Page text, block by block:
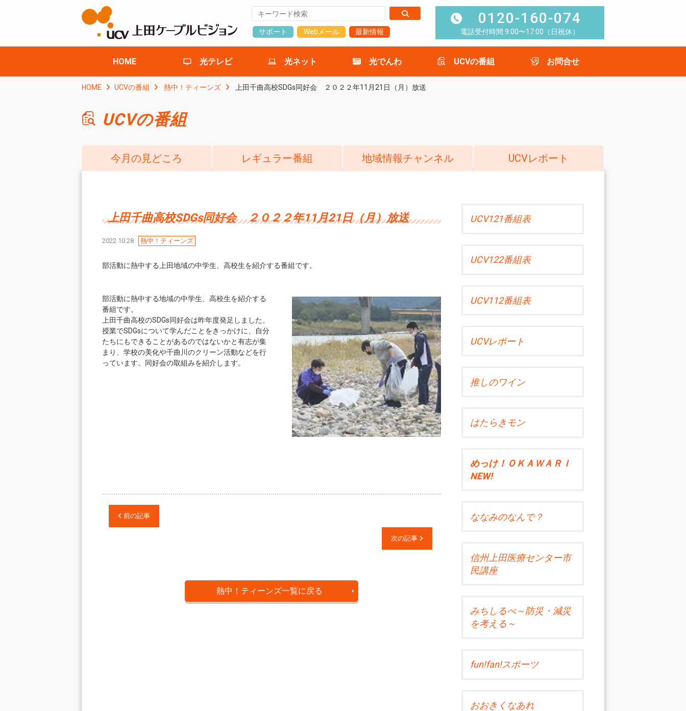
サポート Webメール 最新情報
0120-160-074
電話受付時間 9:00〜17:00（日祝休）
HOME 光テレビ 光ネット 光でんわ UCVの番組 お問合せ
HOME UCVの番組 熱中！ティーンズ 上田千曲高校SDGs同好会 ２０２２年11月21日（月）放送
UCVの番組
今月の見どころ レギュラー番組 地域情報チャンネル UCVレポート
上田千曲高校SDGs同好会 ２０２２年11月21日（月）放送
2022.10.28 熱中！ティーンズ
部活動に熱中する上田地域の中学生、高校生を紹介する番組です。
部活動に熱中する地域の中学生、高校生を紹介する
番組です。
上田千曲高校のSDGs同好会は昨年度発足しました。
授業でSDGsについて学んだことをきっかけに、自分
たちにもできることがあるのではないかと有志が集
まり、学校の美化や千曲川のクリーン活動などを行
っています。同好会の取組みを紹介します。
前の記事
次の記事
熱中！ティーンズ一覧に戻る
UCV121番組表
UCV122番組表
UCV112番組表
UCVレポート
推しのワイン
はたらきモン
めっけ！ＯＫＡＷＡＲＩ
NEW!
ななみのなんで？
信州上田医療センター市
民講座
みちしるべ～防災・減災
を考える～
fun!fan!スポーツ
おおきくなあれ